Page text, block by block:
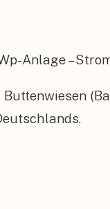
Anlage –